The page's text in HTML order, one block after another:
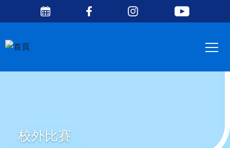
移至主內容
Media
校外比賽